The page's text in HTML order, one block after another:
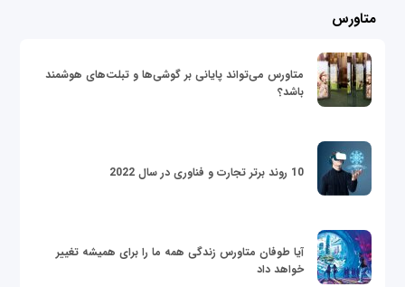
متاورس
متاورس می‌تواند پایانی بر گوشی‌ها و تبلت‌های هوشمند
باشد؟
10 روند برتر تجارت و فناوری در سال 2022
آیا طوفان متاورس زندگی همه ما را برای همیشه تغییر
خواهد داد